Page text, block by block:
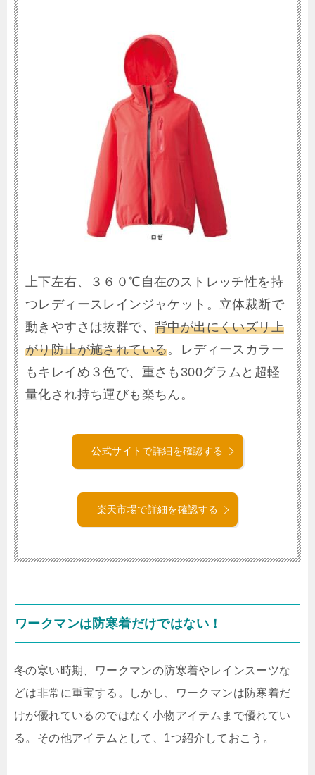
上下左右、３６０℃自在のストレッチ性を持
つレディースレインジャケット。立体裁断で
動きやすさは抜群で、 背中が出にくいズリ上
がり防止が施されている。レディースカラー
もキレイめ３色で、重さも300グラムと超軽
量化され持ち運びも楽ちん。
公式サイトで詳細を確認する
楽天市場で詳細を確認する
ワークマンは防寒着だけではない！
冬の寒い時期、ワークマンの防寒着やレインスーツな
どは非常に重宝する。しかし、ワークマンは防寒着だ
けが優れているのではなく小物アイテムまで優れてい
る。その他アイテムとして、1つ紹介しておこう。